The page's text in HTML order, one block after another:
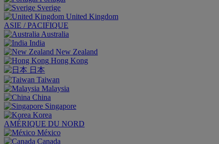
Sverige
United Kingdom
ASIE / PACIFIQUE
Australia
India
New Zealand
Hong Kong
日本
Taiwan
Malaysia
China
Singapore
Korea
AMÉRIQUE DU NORD
México
Canada